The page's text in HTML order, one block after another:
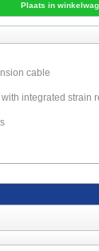
Plaats in
cable
integrated strain